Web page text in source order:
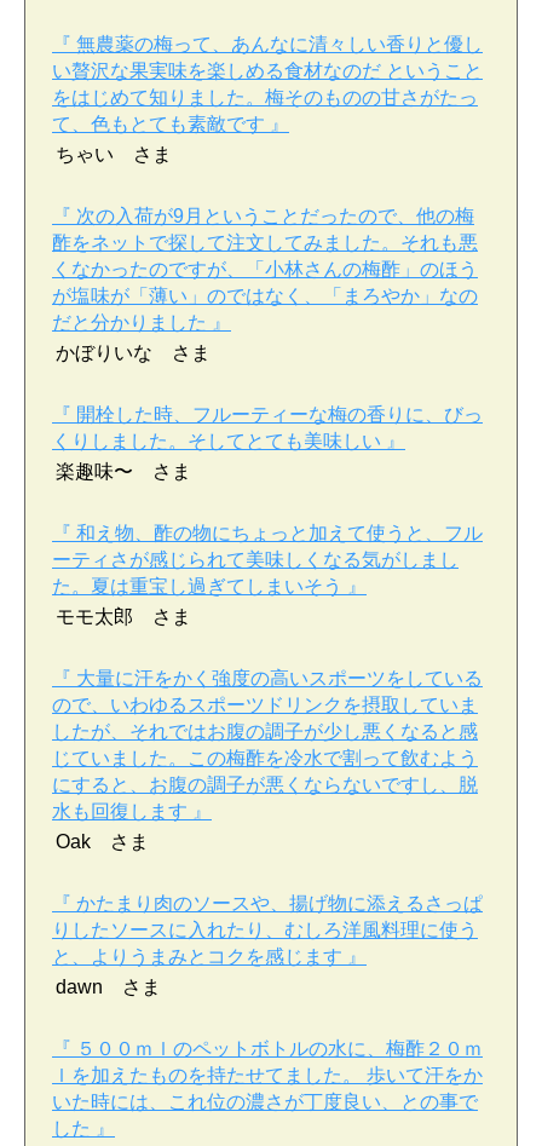
『 無農薬の梅って、あんなに清々しい香りと優し
い贅沢な果実味を楽しめる食材なのだ ということ
をはじめて知りました。梅そのものの甘さがたっ
て、色もとても素敵です 』
ちゃい さま
『 次の入荷が9月ということだったので、他の梅
酢をネットで探して注文してみました。それも悪
くなかったのですが、「小林さんの梅酢」のほう
が塩味が「薄い」のではなく、「まろやか」なの
だと分かりました 』
かぼりいな さま
『 開栓した時、フルーティーな梅の香りに、びっ
くりしました。そしてとても美味しい 』
楽趣味〜 さま
『 和え物、酢の物にちょっと加えて使うと、フル
ーティさが感じられて美味しくなる気がしまし
た。夏は重宝し過ぎてしまいそう 』
モモ太郎 さま
『 大量に汗をかく強度の高いスポーツをしている
ので、いわゆるスポーツドリンクを摂取していま
したが、それではお腹の調子が少し悪くなると感
じていました。この梅酢を冷水で割って飲むよう
にすると、お腹の調子が悪くならないですし、脱
水も回復します 』
Oak さま
『 かたまり肉のソースや、揚げ物に添えるさっぱ
りしたソースに入れたり、むしろ洋風料理に使う
と、よりうまみとコクを感じます 』
dawn さま
『 ５００ｍｌのペットボトルの水に、梅酢２０ｍ
ｌを加えたものを持たせてました。 歩いて汗をか
いた時には、これ位の濃さが丁度良い、との事で
した 』